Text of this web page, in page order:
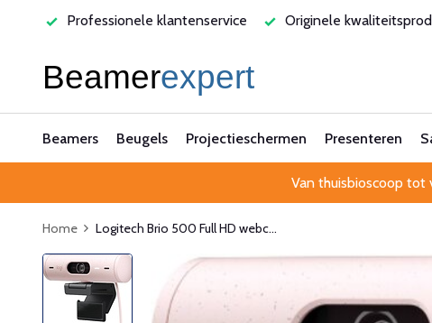
Professionele klantenservice Originele
Beamers Beugels Projectieschermen Presenteren
Van thuisbioscoop tot
Home Logitech Brio 500 Full HD webc...